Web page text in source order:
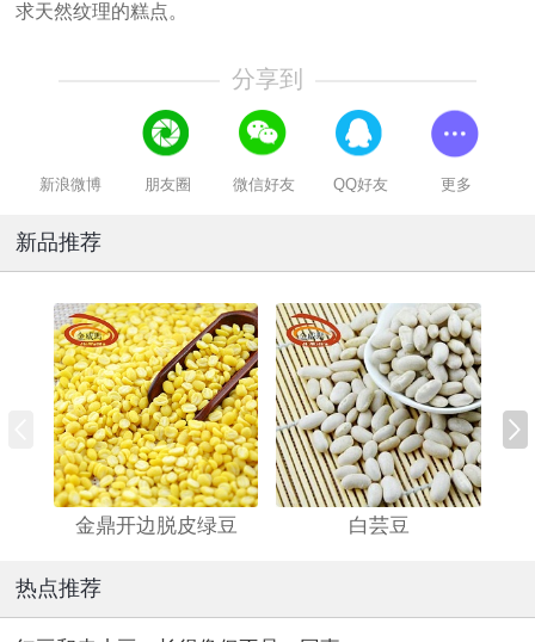
求天然纹理的糕点。
分享到
新浪微博 朋友圈 微信好友 QQ好友 更多
新品推荐
金鼎开边脱皮绿豆 白芸豆
热点推荐